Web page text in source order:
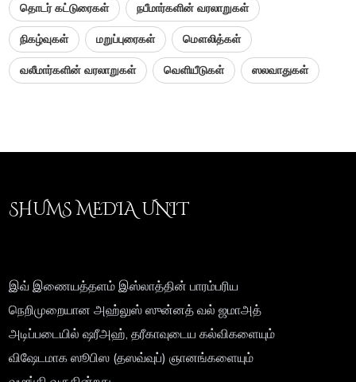
தொடர் கட்டுரைகள் நபீமார்களின் வரலாறுகள்
நிகழ்வுகள் மறுப்புரைகள் மௌலித்கள்
வலீமார்களின் வரலாறுகள் வெளியீடுகள் ஸலவாதுகள்
SHUMS MEDIA UNIT
இவ் இணையத்தளம் இஸ்லாத்தின் பாரம்பரிய
நெறிமுறையான அஹ்லுஸ் ஸுன்னத் வல் ஜமாஅத்
அடிப்படையில் ஷரீஅஹ், தரீகாவுடைய கல்விகளையும்
விஷேடமாக ஸூபிஸ (தஸவ்வுப்) ஞானங்களையும்